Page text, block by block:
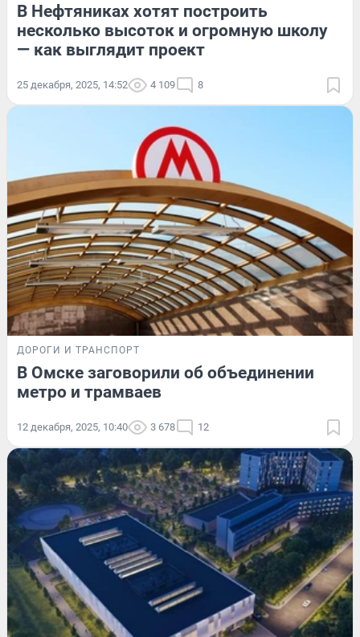
В Нефтяниках хотят построить
несколько высоток и огромную школу
— как выглядит проект
25 декабря, 2025, 14:52 4 109 8
ДОРОГИ И ТРАНСПОРТ
В Омске заговорили об объединении
метро и трамваев
12 декабря, 2025, 10:40 3 678 12